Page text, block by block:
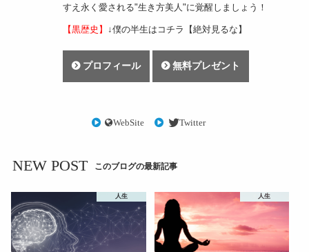
すえ永く愛される"生き方美人"に覚醒しましょう！
【黒歴史】 ↓僕の半生はコチラ【絶対見るな】
プロフィール 無料プレゼント
WebSite Twitter
NEW POST このブログの最新記事
人生 人生